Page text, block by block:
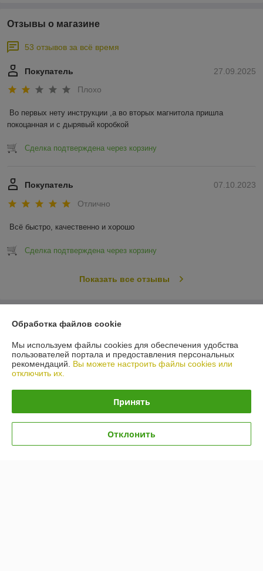
Отзывы о магазине
53 отзывов за всё время
27.09.2025
Покупатель
Плохо
Во первых нету инструкции ,а во вторых магнитола пришла
покоцанная и с дырявый коробкой
Сделка подтверждена через корзину
07.10.2023
Покупатель
Отлично
Всё быстро, качественно и хорошо
Сделка подтверждена через корзину
Показать все отзывы
О нас
Контакты
Доставка и оплата
Обработка файлов cookie
Мы используем файлы cookies для обеспечения удобства
пользователей портала и предоставления персональных
рекомендаций. Вы можете настроить файлы cookies или
отключить их.
Принять
Отклонить